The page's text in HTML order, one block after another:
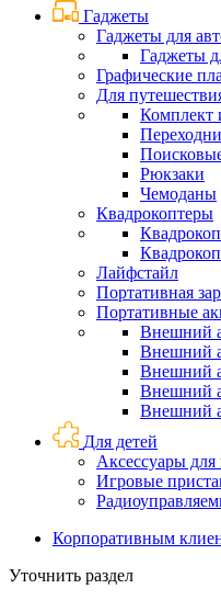
Гаджеты
Гаджеты для
Гаджеты
Графические
Для
Комплект
Рюкзаки
Чемоданы
Квадрокоптеры
Лайфстайл
Портативная
Портативные
Внешний
Внешний
Внешний
Внешний
Внешний
Для детей
Аксессуары для
Игровые
Корпоративным
Уточнить раздел